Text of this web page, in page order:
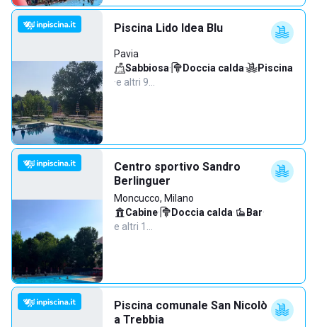
Piscina Lido Idea Blu
Pavia
Sabbiosa· Doccia calda·
Piscina
·e altri 9…
Centro sportivo Sandro
Berlinguer
Moncucco, Milano
Cabine· Doccia calda· Bar·
e altri 1…
Piscina comunale San Nicolò
a Trebbia